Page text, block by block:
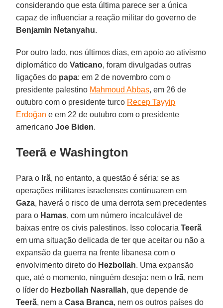
considerando que esta última parece ser a única
capaz de influenciar a reação militar do governo de
Benjamin Netanyahu.
Por outro lado, nos últimos dias, em apoio ao ativismo
diplomático doVaticano, foram divulgadas outras
ligações do papa: em 2 de novembro com o
presidente palestino Mahmoud Abbas, em 26 de
outubro com o presidente turco Recep Tayyip
Erdoğan e em 22 de outubro com o presidente
americanoJoe Biden.
Teerã e Washington
Para o Irã, no entanto, a questão é séria: se as
operações militares israelenses continuarem em
Gaza, haverá o risco de uma derrota sem precedentes
para o Hamas, com um número incalculável de
baixas entre os civis palestinos. Isso colocariaTeerã
em uma situação delicada de ter que aceitar ou não a
expansão da guerra na frente libanesa com o
envolvimento direto do Hezbollah. Uma expansão
que, até o momento, ninguém deseja: nem o Irã, nem
o líder do Hezbollah Nasrallah, que depende de
Teerã, nem aCasa Branca, nem os outros países do